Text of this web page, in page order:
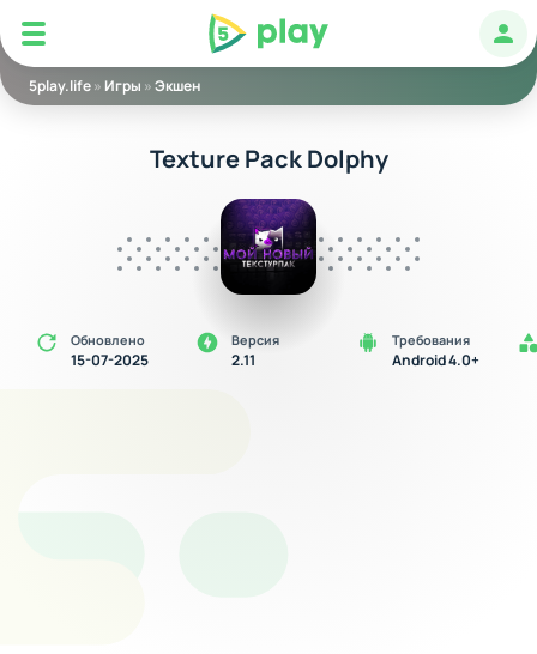
5play
5play.life» Игры »Экшен
Texture Pack Dolphy
Обновлено
15-07-2025
Версия
2.11
Требования
Android 4.0+